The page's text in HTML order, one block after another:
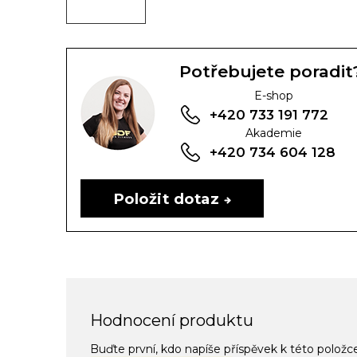
Potřebujete
E-shop
+420 733 191 772
Akademie
+420 734 604 128
Položit dotaz
Hodnocení produktu
Buďte první, kdo napíše příspěvek k této